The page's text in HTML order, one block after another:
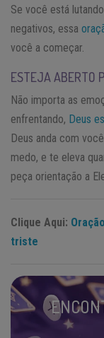
Se você está
negativos, essa
você a começar.
ESTEJA ABERTO
Não importa as
enfrentando, Deus
Deus anda com
medo, e te eleva
peça orientação a
Clique Aqui:
triste